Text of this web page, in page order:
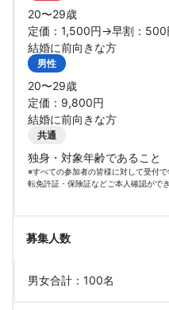
20〜29歳
定価：1,500円→早割：500
結婚に前向きな方
男性
20〜29歳
定価：9,800円
結婚に前向きな方
共通
独身・対象年齢であること
※すべての参加者の皆様に対して受付
転免許証・保険証などご本人確認がで
募集人数
男女合計：100名